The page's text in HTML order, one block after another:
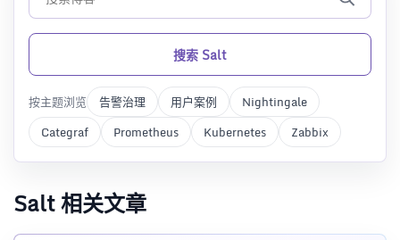
搜索 Salt
按主题浏览 告警治理 用户案例
Nightingale
Categraf
Prometheus Kubernetes Zabbix
Salt 相关文章